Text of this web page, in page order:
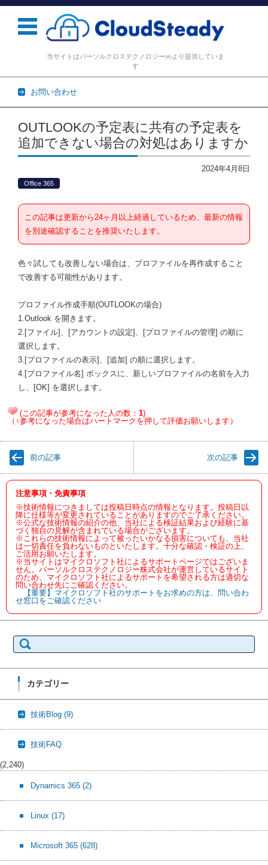
当サイトはパーソルクロステクノロジー㈱より提供していま
す
お問い合わせ
コンテンツに移動
OUTLOOKの予定表に共有の予定表を
追加できない場合の対処はありますか
2024年4月8日
Office 365
この記事は更新から24ヶ月以上経過しているため、最新の情報
を別途確認することを推奨いたします。
色々試しても改善しない場合は、プロファイルを再作成すること
で改善する可能性があります。
プロファイル作成手順(OUTLOOKの場合)
1.Outlook を開きます。
2.[ファイル]、[アカウントの設定]、[プロファイルの管理] の順に
選択します。
3.[プロファイルの表示]、[追加] の順に選択します。
4.[プロファイル名] ボックスに、新しいプロファイルの名前を入力
し、[OK] を選択します。
(この記事が参考になった人の数： 1)
（↑参考になった場合はハートマークを押して評価お願いします）
前の記事 次の記事
注意事項・免責事項
※技術情報につきましては投稿日時点の情報となります。投稿日以
降に仕様等が変更されていることがありますのでご了承ください。
※公式な技術情報の紹介の他、当社による検証結果および経験に基
づく独自の見解が含まれている場合がございます。
※これらの技術情報によって被ったいかなる損害についても、当社
は一切責任を負わないものといたします。十分な確認・検証の上、
ご活用お願いたします。
※当サイトはマイクロソフト社によるサポートページではございま
せん。パーソルクロステクノロジー株式会社が運営しているサイト
のため、マイクロソフト社によるサポートを希望される方は適切な
問い合わせ先にご確認ください。
【重要】マイクロソフト社のサポートをお求めの方は、問い合わ
せ窓口をご確認ください
索:
カテゴリー
技術Blog (9)
技術FAQ
(2,240)
Dynamics 365 (2)
Linux (17)
Microsoft 365 (628)